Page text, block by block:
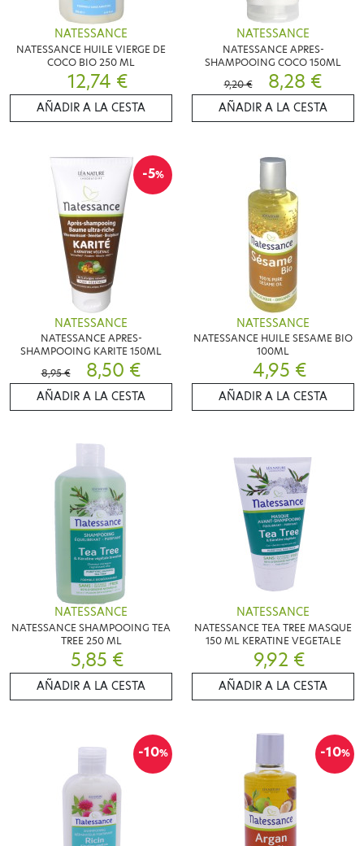
NATESSANCE
NATESSANCE HUILE VIERGE DE
COCO BIO 250 ML
12,74 €
AÑADIR A LA CESTA
NATESSANCE
NATESSANCE APRES-
SHAMPOOING COCO 150ML
9,20 €
8,28 €
AÑADIR A LA CESTA
-5%
NATESSANCE
NATESSANCE APRES-
SHAMPOOING KARITE 150ML
8,95 €
8,50 €
AÑADIR A LA CESTA
NATESSANCE
NATESSANCE HUILE SESAME BIO
100ML
4,95 €
AÑADIR A LA CESTA
NATESSANCE
NATESSANCE SHAMPOOING TEA
TREE 250 ML
5,85 €
AÑADIR A LA CESTA
NATESSANCE
NATESSANCE TEA TREE MASQUE
150 ML KERATINE VEGETALE
9,92 €
AÑADIR A LA CESTA
-10% -10%